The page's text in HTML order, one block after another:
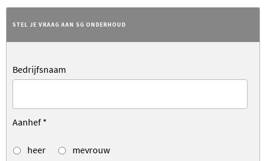
STEL JE VRAAG AAN SG ONDERHOUD
Bedrijfsnaam
Aanhef *
heer mevrouw